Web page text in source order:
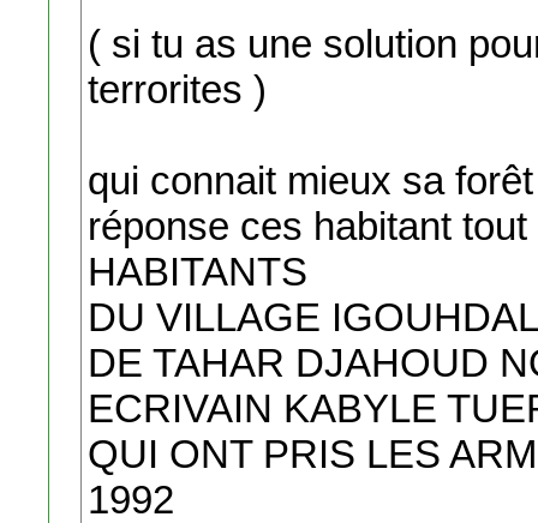
( si tu as une solution
terrorites )
qui connait mieux sa
réponse ces habitant
HABITANTS
DU VILLAGE
DE TAHAR DJAHOUD
ECRIVAIN KABYLE
QUI ONT PRIS LES
1992